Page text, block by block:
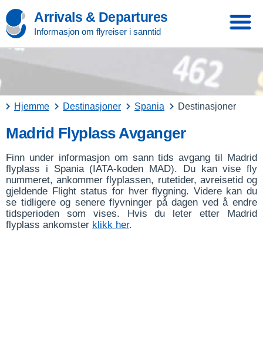
Arrivals & Departures
Informasjon om flyreiser i sanntid
Hjemme Destinasjoner Spania Destinasjoner
Madrid Flyplass Avganger
Finn under informasjon om sann tids avgang til Madrid
flyplass i Spania (IATA-koden MAD). Du kan vise fly
nummeret, ankommer flyplassen, rutetider, avreisetid og
gjeldende Flight status for hver flygning. Videre kan du
se tidligere og senere flyvninger på dagen ved å endre
tidsperioden som vises. Hvis du leter etter Madrid
flyplass ankomster klikk her.